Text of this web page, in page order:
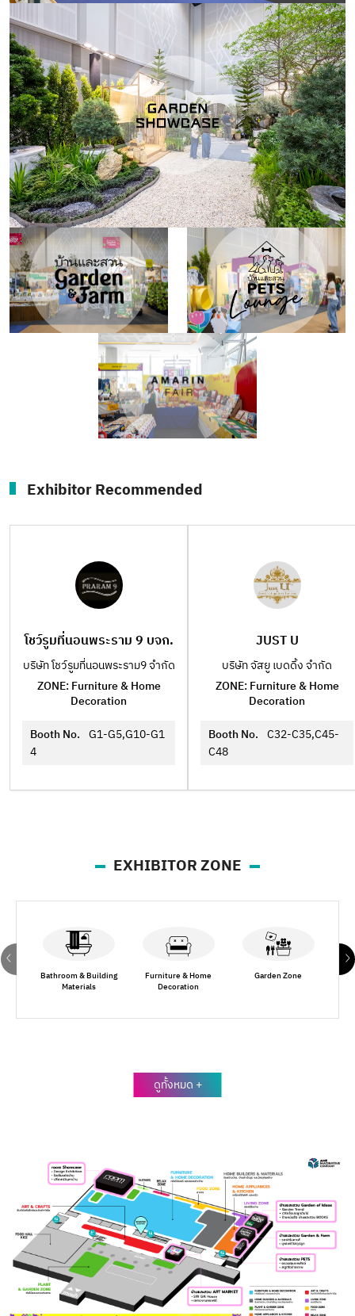
Exhibitor Recommended
โชว์รูมที่นอนพระราม 9 บจก.
บริษัท โชว์รูมที่นอนพระราม9 จำกัด
ZONE: Furniture & Home
Decoration
Booth No. G1-G5,G10-G1
4
JUST U
บริษัท จัสยู เบดดิ้ง จำกัด
ZONE: Furniture & Home
Decoration
Booth No. C32-C35,C45-
C48
EXHIBITOR ZONE
Bathroom & Building
Materials
Furniture & Home
Decoration
Garden Zone
ดูทั้งหมด +